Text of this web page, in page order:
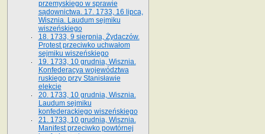
przemyskiego w sprawie
sądownictwa. 17. 1733, 16 lipca,
Wisznia. Laudum sejmiku
wiszeńskiego
18. 1733, 9 sierpnia, Żydaczów.
Protest przeciwko uchwałom
sejmiku wiszeńskiego
19. 1733, 10 grudnia, Wisznia.
Konfederacya województwa
ruskiego przy Stanisławie
elekcie
20. 1733, 10 grudnia, Wisznia.
Laudum sejmiku
konfederackiego wiszeńskiego
21. 1733, 10 grudnia, Wisznia.
Manifest przeciwko powtórnej